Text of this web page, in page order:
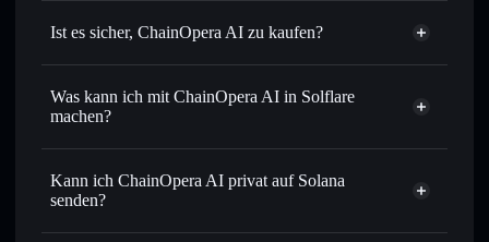
Ist es sicher, ChainOpera AI zu kaufen?
ChainOpera AI
nicht
Was kann ich mit ChainOpera AI in Solflare
machen?
ChainOpera AI
Solflare-Wallet
Sofort tauschen– handle COAI✨ gegen SOL, USDC oder
Tausende anderer Solana-Tokens mit intelligentem Order
Kann ich ChainOpera AI privat auf Solana
senden?
Privacy